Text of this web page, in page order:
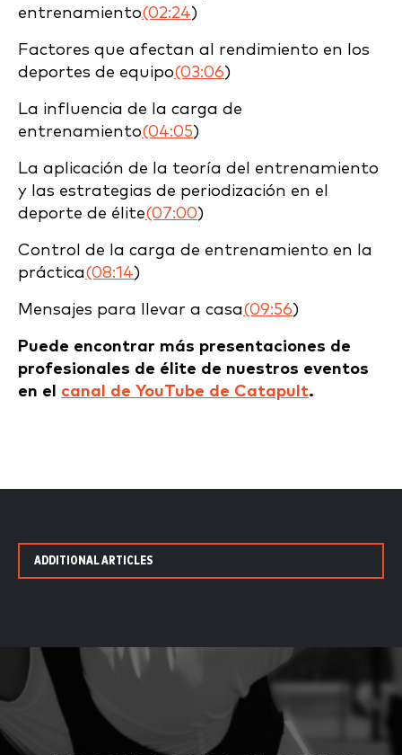
entrenamiento(02:24)
Factores que afectan al rendimiento en los
deportes de equipo(03:06)
La influencia de la carga de
entrenamiento(04:05)
La aplicación de la teoría del entrenamiento
y las estrategias de periodización en el
deporte de élite(07:00)
Control de la carga de entrenamiento en la
práctica(08:14)
Mensajes para llevar a casa(09:56)
Puede encontrar más presentaciones de
profesionales de élite de nuestros eventos
en el canal de YouTube de Catapult.
ADDITIONAL ARTICLES